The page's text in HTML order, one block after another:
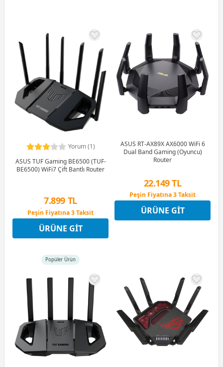
Yorum (1)
ASUS TUF Gaming BE6500 (TUF-
BE6500) WiFi7 Çift Bantlı Router
7.899 TL
Peşin Fiyatına 3 Taksit
12 Ay x 929 TL taksitle
Peşin Fiyatına 3 Taksit
ÜRÜNE GIT
ASUS RT-AX89X AX6000 WiFi 6
Dual Band Gaming (Oyuncu)
Router
22.149 TL
Peşin Fiyatına 3 Taksit
12 Ay x 2.606 TL taksitle
Peşin Fiyatına 3 Taksit
ÜRÜNE GIT
Popüler Ürün